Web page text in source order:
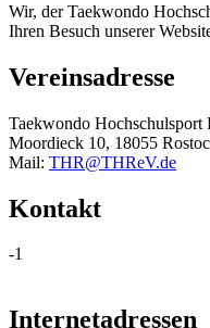
Wir, der Taekwondo
Ihren Besuch unserer
Vereinsadresse
Taekwondo Hochschulsport
Moordieck 10, 18055
Mail: THR@THReV.de
Kontakt
-1
Internetadressen